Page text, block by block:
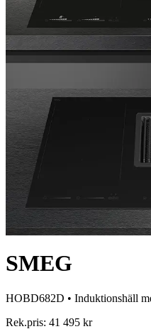
SMEG
HOBD682D • Induktionshäll
Rek.pris: 41 495 kr